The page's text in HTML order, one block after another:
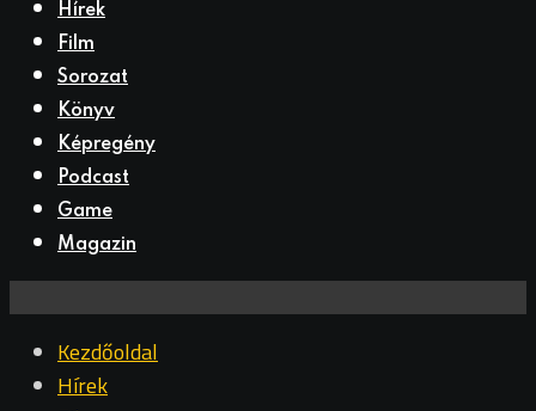
Hírek
Film
Sorozat
Könyv
Képregény
Podcast
Game
Magazin
Kezdőoldal
Hírek